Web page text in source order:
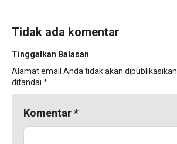
Tidak ada komentar
Tinggalkan Balasan
Alamat email Anda tidak akan dipublikasikan.
ditandai *
Komentar*